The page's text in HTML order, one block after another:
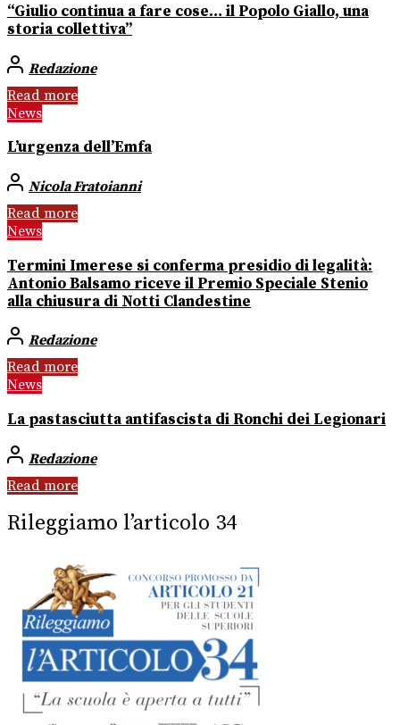
“Giulio continua a fare cose… il Popolo Giallo, una
storia collettiva”
Redazione
Read more
News
L’urgenza dell’Emfa
Nicola Fratoianni
Read more
News
Termini Imerese si conferma presidio di legalità:
Antonio Balsamo riceve il Premio Speciale Stenio
alla chiusura di Notti Clandestine
Redazione
Read more
News
La pastasciutta antifascista di Ronchi dei Legionari
Redazione
Read more
Rileggiamo l’articolo 34